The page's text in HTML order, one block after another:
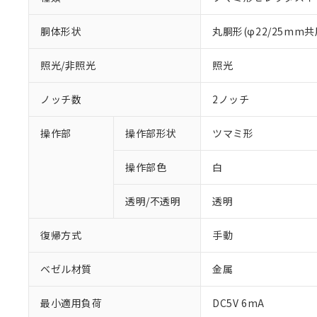
胴体形状 丸胴形(φ22/25mm共
照光/非照光 照光
ノッチ数 2ノッチ
操作部 操作部形状 ツマミ形
操作部色 白
透明/不透明 透明
復帰方式 手動
ベゼル材質 金属
最小適用負荷 DC5V 6mA
※1 対応状況